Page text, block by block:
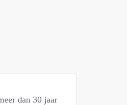
dan 30 jaar